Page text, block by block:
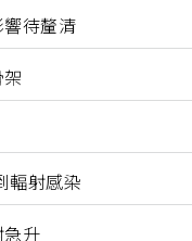
待釐清
輻射感染
升